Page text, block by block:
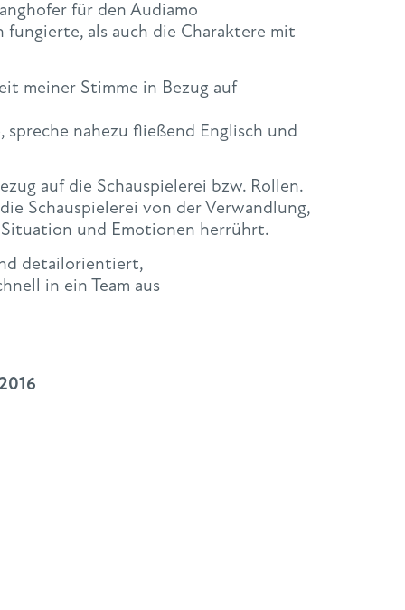
für den Audiamo
als auch die Charaktere mit
meiner Stimme in Bezug auf
nahezu fließend Englisch und
auf die Schauspielerei bzw. Rollen.
Schauspielerei von der Verwandlung,
und Emotionen herrührt.
detailorientiert,
in ein Team aus